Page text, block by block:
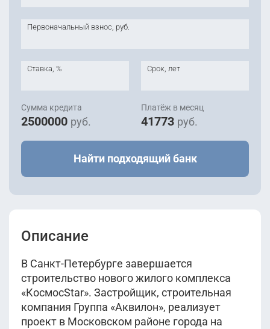
Первоначальный взнос, руб.
Ставка, % Срок, лет
Сумма кредита
2500000 руб.
Платёж в месяц
41773 руб.
Найти подходящий банк
Описание
В Санкт-Петербурге завершается
строительство нового жилого комплекса
«КосмосStar». Застройщик, строительная
компания Группа «Аквилон», реализует
проект в Московском районе города на